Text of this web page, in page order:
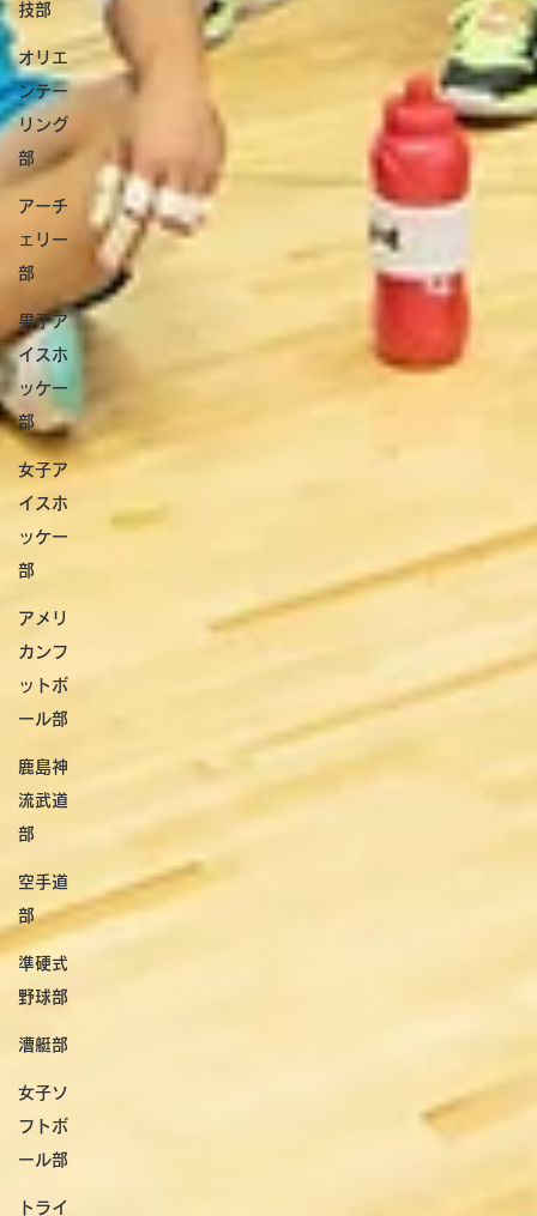
技部
オリエ
ンテー
リング
部
アーチ
ェリー
部
男子ア
イスホ
ッケー
部
女子ア
イスホ
ッケー
部
アメリ
カンフ
ットボ
ール部
鹿島神
流武道
部
空手道
部
準硬式
野球部
漕艇部
女子ソ
フトボ
ール部
トライ